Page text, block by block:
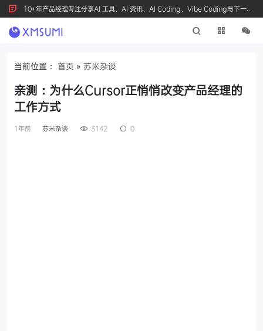
10+年产品经理专注分享AI 工具、AI 资讯、AI Coding、Vibe Coding与下一代
产品创新，按 Ctrl+D 收藏我们
当前位置： 首页 » 苏米杂谈
亲测：为什么Cursor正悄悄改变产品经理的
工作方式
1年前 苏米杂谈 3142 0